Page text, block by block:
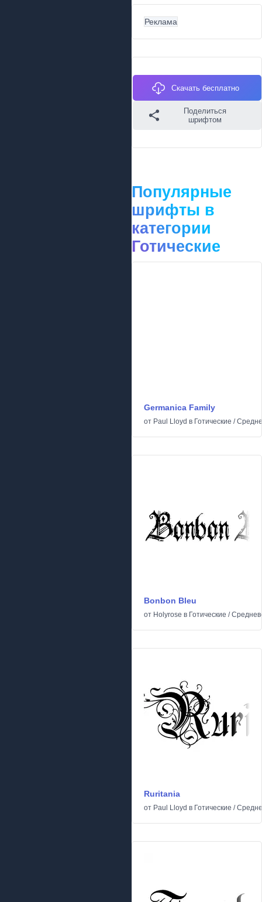
Реклама
Скачать бесплатно
Поделиться
шрифтом
Популярные
шрифты в
категории
Готические
Germanica Family
от Paul Lloyd в Готические /
Bonbon Bleu
от Holyrose в Готические /
Ruritania
от Paul Lloyd в Готические /